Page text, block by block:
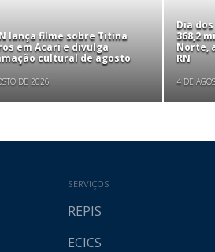
lança filme sobre Titina
em Acari e divulga
cultural de agosto
DE 2026
Dia
368,2
Norte,
RN
4 DE
SERVIÇOS
REPIS
ECICS